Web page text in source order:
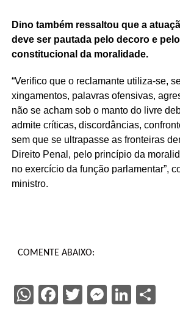
Dino também ressaltou que a
deve ser pautada pelo decoro e
constitucional da moralidade.
“Verifico que o reclamante utiliza-se,
xingamentos, palavras ofensivas,
não se acham sob o manto do livre
admite críticas, discordâncias,
sem que se ultrapasse as fronteiras
Direito Penal, pelo princípio da
no exercício da função parlamentar”,
ministro.
COMENTE ABAIXO:
WhatsApp
Facebook
Twitter